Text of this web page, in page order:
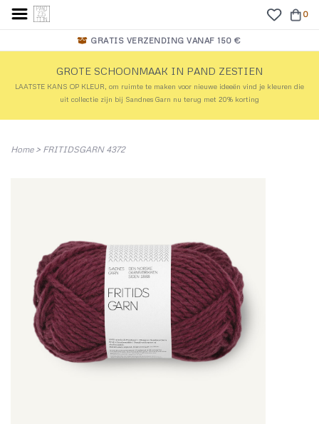
0
GRATIS VERZENDING VANAF 150 €
GROTE SCHOONMAAK IN PAND ZESTIEN
LAATSTE KANS OP KLEUR, om ruimte te maken voor nieuwe ideeën vind je kleuren die
uit collectie zijn bij Sandnes Garn nu terug met 20% korting
Home> FRITIDSGARN 4372